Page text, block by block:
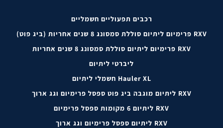
רכבים תפעוליים חשמליים
RXV פרימיום ליתיום סוללת סמסונג 8 שנים אחריות (ביג פוט)
RXV פרימיום ליתיום סוללת סמסונג 8 שנים אחריות
ליברטי ליתיום
Hauler XL חשמלי ליתיום
RXV ליתיום מוגבה ביג פוט ספסל פרימיום וגג ארוך
RXV ליתיום 6 מקומות ספסל פרימיום
RXV ליתיום ספסל פרימיום וגג ארוך